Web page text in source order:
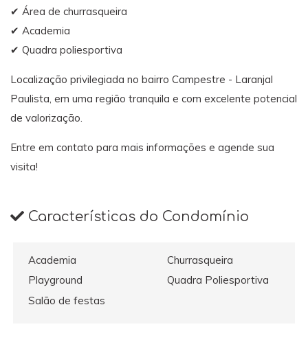
✔ Área de churrasqueira
✔ Academia
✔ Quadra poliesportiva
Localização privilegiada no bairro Campestre - Laranjal
Paulista, em uma região tranquila e com excelente potencial
de valorização.
Entre em contato para mais informações e agende sua
visita!
Características do Condomínio
Academia
Churrasqueira
Playground
Quadra Poliesportiva
Salão de festas